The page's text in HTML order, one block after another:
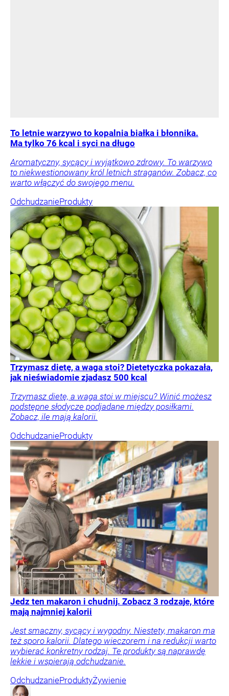
To letnie warzywo to kopalnia białka i błonnika.
Ma tylko 76 kcal i syci na długo
Aromatyczny, sycący i wyjątkowo zdrowy. To warzywo
to niekwestionowany król letnich straganów. Zobacz, co
warto włączyć do swojego menu.
OdchudzanieProdukty
Trzymasz dietę, a waga stoi? Dietetyczka pokazała,
jak nieświadomie zjadasz 500 kcal
Trzymasz dietę, a waga stoi w miejscu? Winić możesz
podstępne słodycze podjadane między posiłkami.
Zobacz, ile mają kalorii.
OdchudzanieProdukty
Jedz ten makaron i chudnij. Zobacz 3 rodzaje, które
mają najmniej kalorii
Jest smaczny, sycący i wygodny. Niestety, makaron ma
też sporo kalorii. Dlatego wieczorem i na redukcji warto
wybierać konkretny rodzaj. Te produkty są naprawdę
lekkie i wspierają odchudzanie.
OdchudzanieProduktyŻywienie